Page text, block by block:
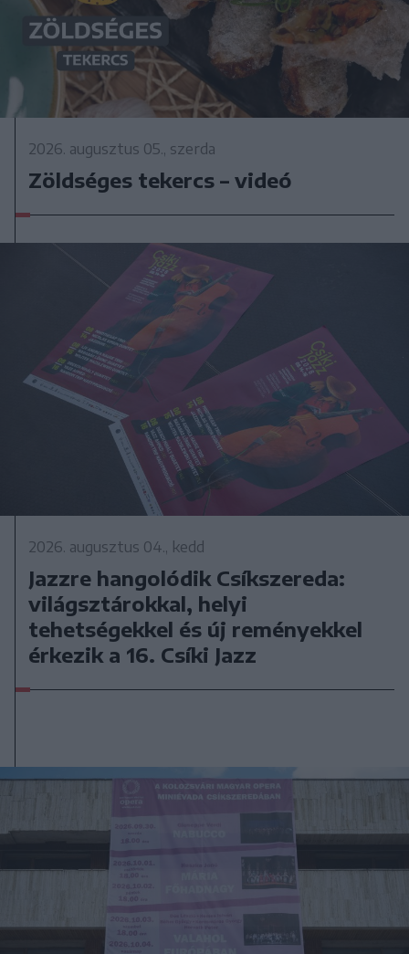
2026. augusztus 05., szerda
Zöldséges tekercs – videó
2026. augusztus 04., kedd
Jazzre hangolódik Csíkszereda:
világsztárokkal, helyi
tehetségekkel és új reményekkel
érkezik a 16. Csíki Jazz